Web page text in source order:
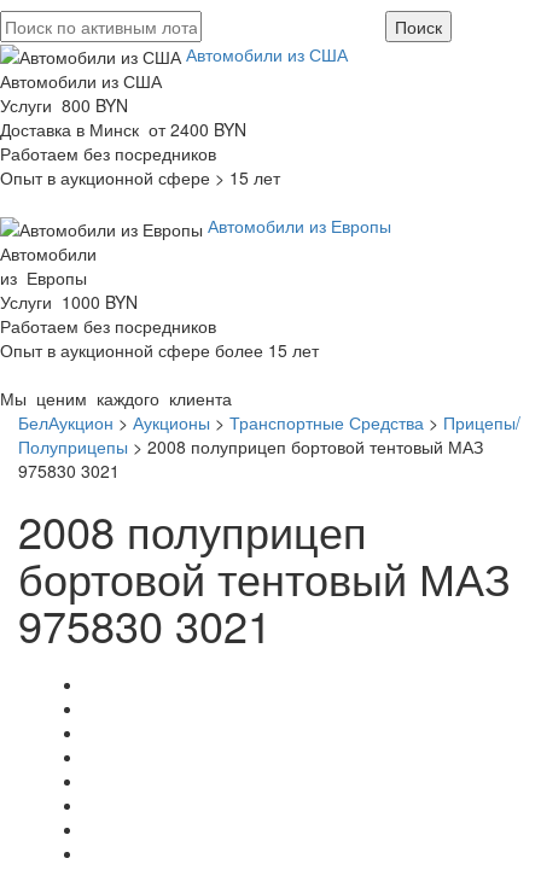
Автомобили из США
Автомобили из США
Услуги 800 BYN
Доставка в Минск от 2400 BYN
Работаем без посредников
Опыт в аукционной сфере > 15 лет
Автомобили из Европы
Автомобили
из Европы
Услуги 1000 BYN
Работаем без посредников
Опыт в аукционной сфере более 15 лет
Мы ценим каждого клиента
БелАукцион > Аукционы > Транспортные Средства > Прицепы/
Полуприцепы > 2008 полуприцеп бортовой тентовый МАЗ
975830 3021
2008 полуприцеп
бортовой тентовый МАЗ
975830 3021